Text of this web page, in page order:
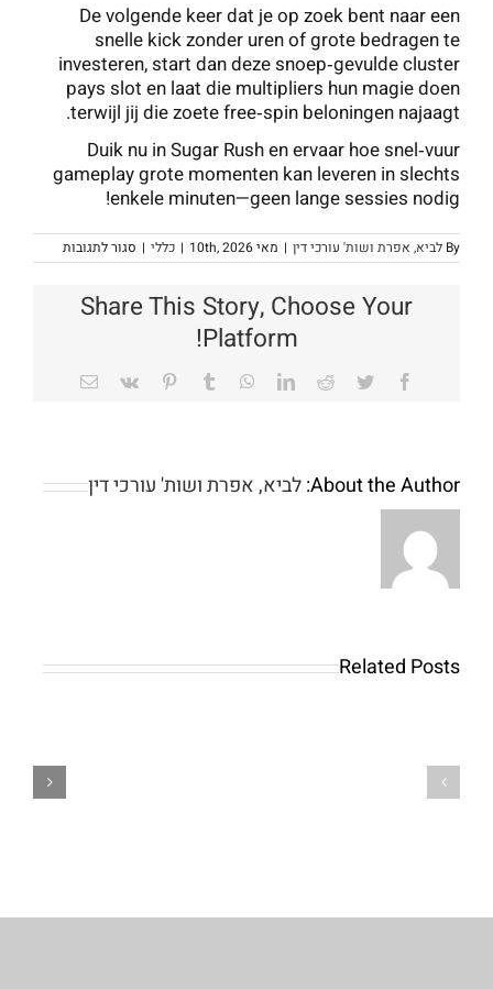
De volgende keer dat je op zoek bent naar een
snelle kick zonder uren of grote bedragen te
investeren, start dan deze snoep‑gevulde cluster
pays slot en laat die multipliers hun magie doen
terwijl jij die zoete free‑spin beloningen najaagt.
Duik nu in Sugar Rush en ervaar hoe snel‑vuur
gameplay grote momenten kan leveren in slechts
enkele minuten—geen lange sessies nodig!
By לביא, אפרת ושות' עורכי דין | מאי 10th, 2026 | כללי | סגור לתגובותעל
Sugar
Share This Story, Choose Your
Platform!
Facebook
Twitter
Reddit
LinkedIn
WhatsApp
Tumblr
Pinterest
Vk
Email
About the Author: לביא, אפרת ושות' עורכי דין
Related Posts
33,000+
deposit
Online
Gambling